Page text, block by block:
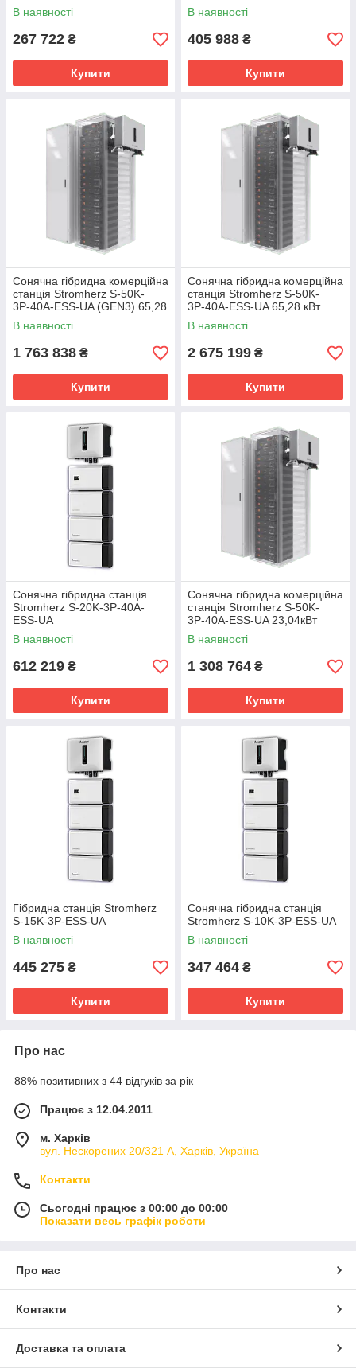
В наявності
267 722 ₴
Купити
В наявності
405 988 ₴
Купити
Сонячна гібридна комерційна
станція Stromherz S-50K-
3Р-40А-ESS-UA (GEN3) 65,28
кВт (Максимальний комплект
АКБ)
В наявності
1 763 838 ₴
Купити
Сонячна гібридна комерційна
станція Stromherz S-50K-
3Р-40А-ESS-UA 65,28 кВт
(Максимальний комплект
АКБ)
В наявності
2 675 199 ₴
Купити
Сонячна гібридна станція
Stromherz S-20K-3Р-40А-
ESS-UA
В наявності
612 219 ₴
Купити
Сонячна гібридна комерційна
станція Stromherz S-50K-
3Р-40А-ESS-UA 23,04кВт
(Базовий комплект АКБ)
В наявності
1 308 764 ₴
Купити
Гібридна станція Stromherz
S-15K-3P-ESS-UA
В наявності
445 275 ₴
Купити
Сонячна гібридна станція
Stromherz S-10K-3Р-ESS-UA
В наявності
347 464 ₴
Купити
Про нас
88% позитивних з 44 відгуків за рік
Працює з 12.04.2011
м. Харків
вул. Нескорених 20/321 А, Харків, Україна
Контакти
Сьогодні працює з 00:00 до 00:00
Показати весь графік роботи
Про нас
Контакти
Доставка та оплата